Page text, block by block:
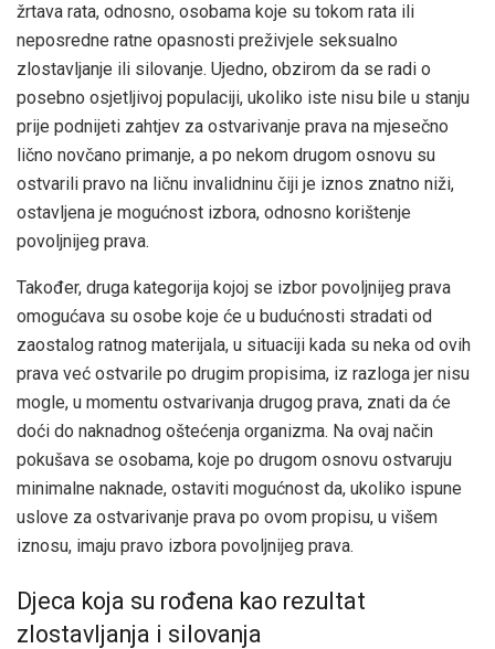
žrtava rata, odnosno, osobama koje su tokom rata ili
neposredne ratne opasnosti preživjele seksualno
zlostavljanje ili silovanje. Ujedno, obzirom da se radi o
posebno osjetljivoj populaciji, ukoliko iste nisu bile u stanju
prije podnijeti zahtjev za ostvarivanje prava na mjesečno
lično novčano primanje, a po nekom drugom osnovu su
ostvarili pravo na ličnu invalidninu čiji je iznos znatno niži,
ostavljena je mogućnost izbora, odnosno korištenje
povoljnijeg prava.
Također, druga kategorija kojoj se izbor povoljnijeg prava
omogućava su osobe koje će u budućnosti stradati od
zaostalog ratnog materijala, u situaciji kada su neka od ovih
prava već ostvarile po drugim propisima, iz razloga jer nisu
mogle, u momentu ostvarivanja drugog prava, znati da će
doći do naknadnog oštećenja organizma. Na ovaj način
pokušava se osobama, koje po drugom osnovu ostvaruju
minimalne naknade, ostaviti mogućnost da, ukoliko ispune
uslove za ostvarivanje prava po ovom propisu, u višem
iznosu, imaju pravo izbora povoljnijeg prava.
Djeca koja su rođena kao rezultat
zlostavljanja i silovanja